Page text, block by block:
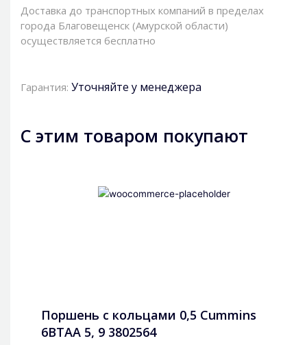
Доставка до транспортных компаний в пределах
города Благовещенск (Амурской области)
осуществляется бесплатно
Гарантия: Уточняйте у менеджера
С этим товаром покупают
Поршень с кольцами 0,5 Cummins
6BTAA 5, 9 3802564